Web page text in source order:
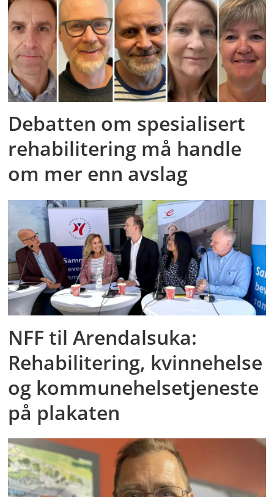
Debatten om spesialisert
rehabilitering må handle
om mer enn avslag
NFF til Arendalsuka:
Rehabilitering, kvinnehelse
og kommunehelsetjeneste
på plakaten